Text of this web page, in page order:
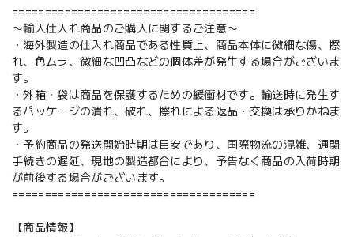
=====================================
〜輸入仕入れ商品のご購入に関するご注意〜
・海外製造の仕入れ商品である性質上、商品本体に微細な傷、擦
れ、色ムラ、微細な凹凸などの個体差が発生する場合がございま
す。
・外箱・袋は商品を保護するための緩衝材です。輸送時に発生す
るパッケージの潰れ、破れ、擦れによる返品・交換は承りかねま
す。
・予約商品の発送開始時期は目安であり、国際物流の混雑、通関
手続きの遅延、現地の製造都合により、予告なく商品の入荷時期
が前後する場合がございます。
=====================================
【商品情報】